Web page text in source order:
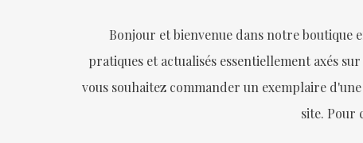
Bonjour et bienvenue dans notre boutique
pratiques et actualisés essentiellement axés
vous souhaitez commander un exemplaire
site. Pour